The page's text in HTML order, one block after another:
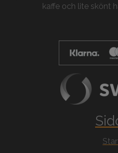
kaffe och lite skönt